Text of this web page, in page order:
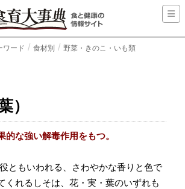
ワード 食材別
野菜・きのこ・いも類
）
的な強い解毒作用をもつ。
ともいわれる、さわやかな香りと色で
くれるしそは、花・実・葉のいずれも